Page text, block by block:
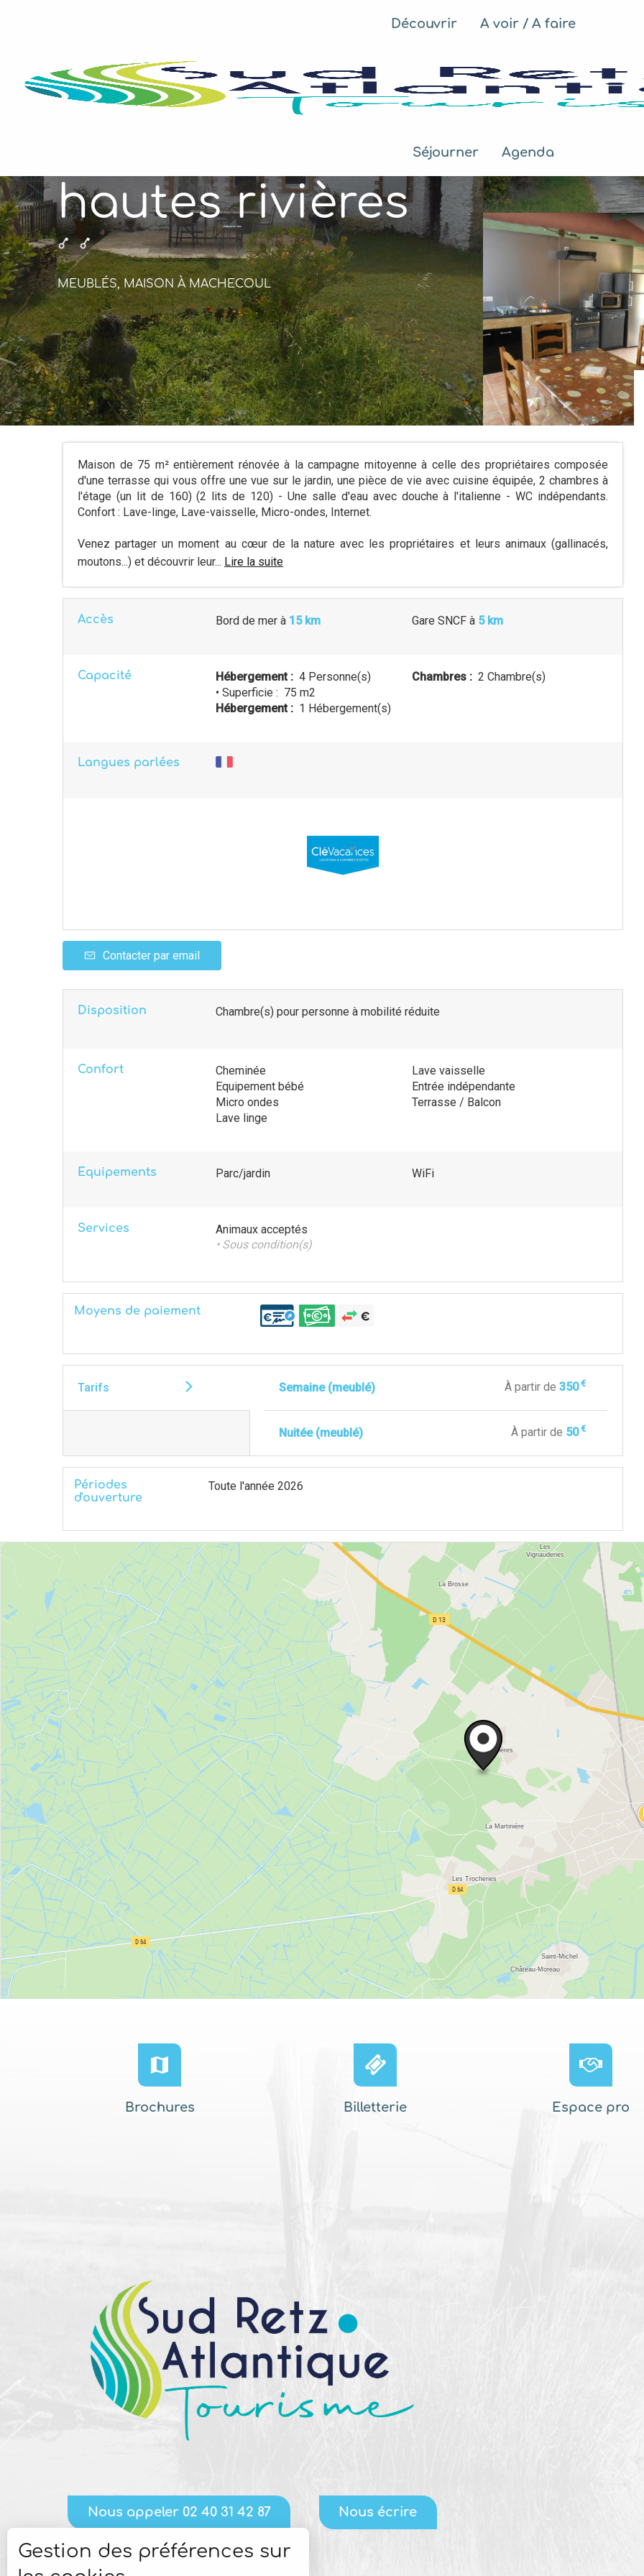
Découvrir A voir / A faire
Séjourner Agenda
hautes rivières
MEUBLÉS, MAISON À MACHECOUL
Maison de 75 m² entièrement rénovée à la campagne mitoyenne à celle des propriétaires composée
d'une terrasse qui vous offre une vue sur le jardin, une pièce de vie avec cuisine équipée, 2 chambres à
l'étage (un lit de 160) (2 lits de 120) - Une salle d'eau avec douche à l'italienne - WC indépendants.
Confort : Lave-linge, Lave-vaisselle, Micro-ondes, Internet.
Venez partager un moment au cœur de la nature avec les propriétaires et leurs animaux (gallinacés,
moutons...) et découvrir leur... Lire la suite
Accès Bord de mer à 15 km Gare SNCF à 5 km
Capacité Hébergement : 4 Personne(s)
• Superficie : 75 m2
Chambres : 2 Chambre(s)
Hébergement : 1 Hébergement(s)
Langues parlées
Contacter par email
Disposition Chambre(s) pour personne à mobilité réduite
Confort
Cheminée
Equipement bébé
Micro ondes
Lave linge
Lave vaisselle
Entrée indépendante
Terrasse / Balcon
Equipements Parc/jardin WiFi
Services
Animaux acceptés
• Sous condition(s)
Moyens de paiement
Tarifs Semaine (meublé) À partir de350€
Nuitée (meublé) À partir de 50€
Périodes
d'ouverture
Toute l'année 2026
Brochures Billetterie Espace pro
Nous appeler 02 40 31 42 87 Nous écrire
Gestion des préférences sur